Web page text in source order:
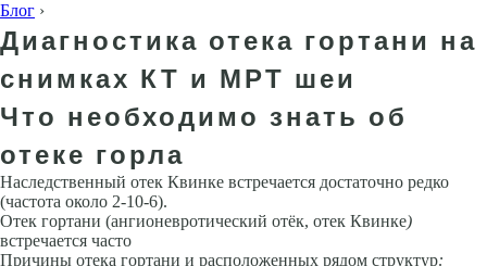
Блог ›
Диагностика отека гортани на
снимках КТ и МРТ шеи
Что необходимо знать об
отеке горла
Наследственный отек Квинке встречается достаточно редко
(частота около 2-10-6).
Отек гортани (ангионевротический отёк, отек Квинке)
встречается часто
Причины отека гортани и расположенных рядом структур: